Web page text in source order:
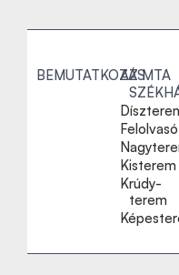
BEMUTATKOZÁSAZ MTA
Kisterem
Krúdy-
terem